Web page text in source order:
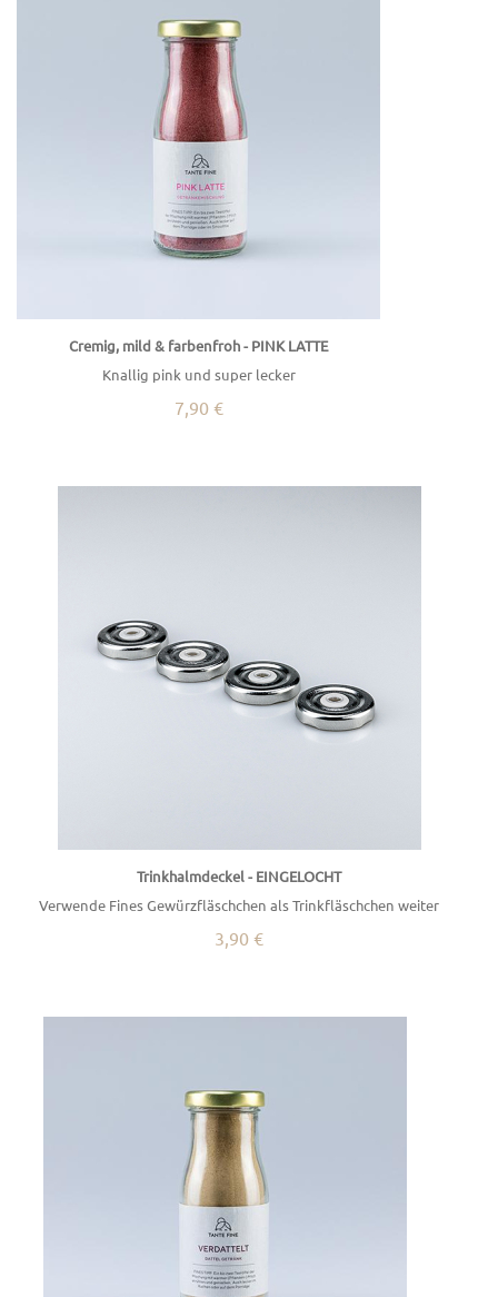
Cremig, mild & farbenfroh - PINK LATTE
Knallig pink und super lecker
7,90 €
Trinkhalmdeckel - EINGELOCHT
Verwende Fines Gewürzfläschchen als Trinkfläschchen weiter
3,90 €